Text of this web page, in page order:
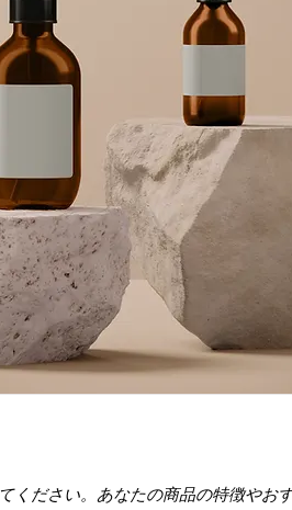
ください。あなたの商品の特徴やお